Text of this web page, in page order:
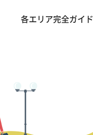
各エリア完全ガイド